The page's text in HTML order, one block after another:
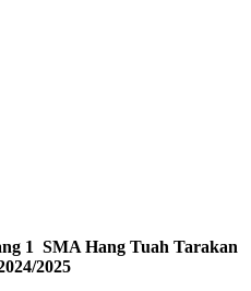
1 SMA Hang Tuah Tarakan
2025